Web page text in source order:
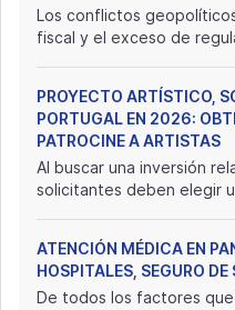
Los conflictos
fiscal y el exceso de
PROYECTO ARTÍSTICO,
PORTUGAL EN 2026:
PATROCINE A ARTISTAS
Al buscar una inversión
solicitantes deben elegir
ATENCIÓN MÉDICA EN
HOSPITALES, SEGURO
De todos los factores